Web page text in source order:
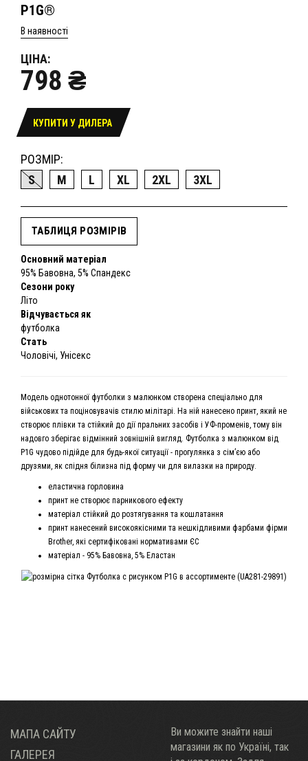
P1G®
В наявності
ЦІНА:
798 ₴
КУПИТИ У ДИЛЕРА
РОЗМІР:
S
M L XL 2XL 3XL
ТАБЛИЦЯ РОЗМІРІВ
Основний матеріал
95% Бавовна, 5% Спандекс
Сезони року
Літо
Відчувається як
футболка
Стать
Чоловічі, Унісекс
Модель однотонної футболки з малюнком створена спеціально для
військових та поціновувачів стилю мілітарі. На ній нанесено принт, який не
створює плівки та стійкий до дії пральних засобів і УФ-променів, тому він
надовго зберігає відмінний зовнішній вигляд. Футболка з малюнком від
P1G чудово підійде для будь-якої ситуації - прогулянка з сім’єю або
друзями, як спідня білизна під форму чи для вилазки на природу.
еластична горловина
принт не створює парникового ефекту
матеріал стійкий до розтягування та кошлатання
принт нанесений високоякісними та нешкідливими фарбами фірми
Brother, які сертифіковані нормативами ЄС
матеріал - 95% Бавовна, 5% Еластан
МАПА САЙТУ
ГАЛЕРЕЯ
Ви можите знайти наші
магазини як по Украïні, так